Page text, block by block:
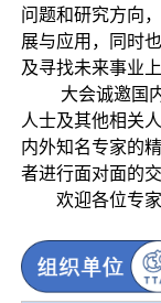
问题和研究方向
展与应用，同时
及寻找未来事业
大会诚邀国
人士及其他相关
内外知名专家的
者进行面对面的
欢迎各位专